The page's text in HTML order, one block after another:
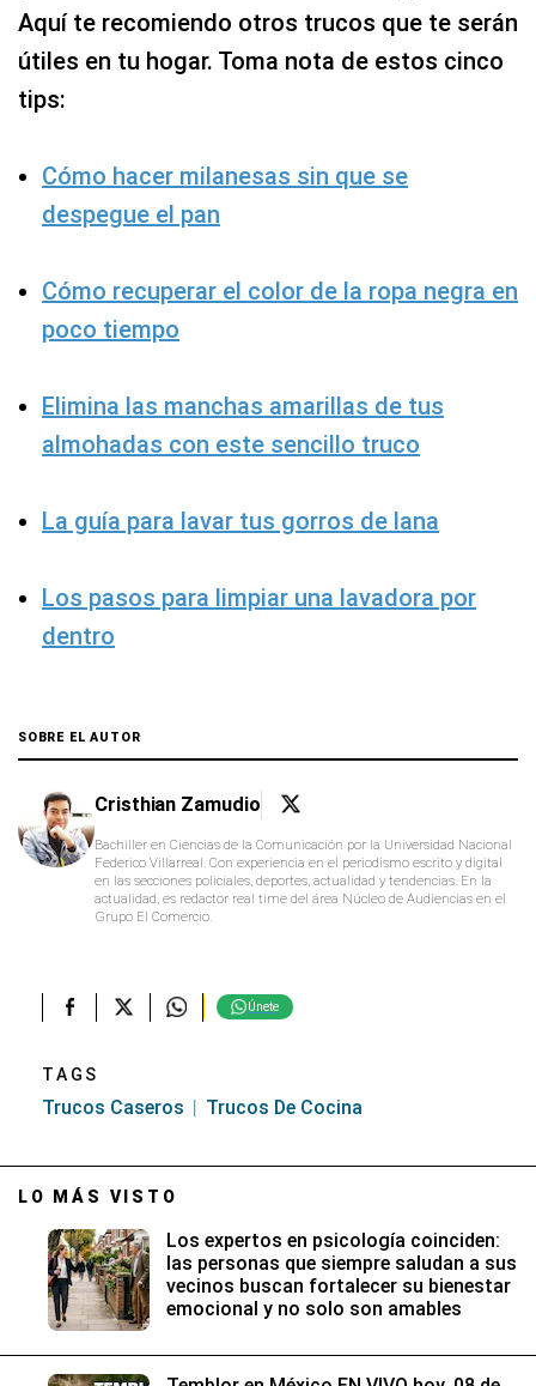
Aquí te recomiendo otros trucos que te serán
útiles en tu hogar. Toma nota de estos cinco
tips:
Cómo hacer milanesas sin que se
despegue el pan
Cómo recuperar el color de la ropa negra en
poco tiempo
Elimina las manchas amarillas de tus
almohadas con este sencillo truco
La guía para lavar tus gorros de lana
Los pasos para limpiar una lavadora por
dentro
SOBRE EL AUTOR
Cristhian Zamudio
Bachiller en Ciencias de la Comunicación por la Universidad Nacional
Federico Villarreal. Con experiencia en el periodismo escrito y digital
en las secciones policiales, deportes, actualidad y tendencias. En la
actualidad, es redactor real time del área Núcleo de Audiencias en el
Grupo El Comercio.
Únete
TAGS
Trucos Caseros Trucos De Cocina
LO MÁS VISTO
Los expertos en psicología coinciden:
las personas que siempre saludan a sus
vecinos buscan fortalecer su bienestar
emocional y no solo son amables